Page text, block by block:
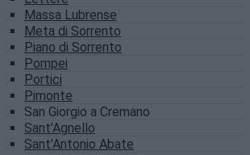
Massa Lubrense
Meta di Sorrento
Piano di Sorrento
Pompei
Portici
Pimonte
San Giorgio a Cremano
Sant’Agnello
Sant’Antonio Abate